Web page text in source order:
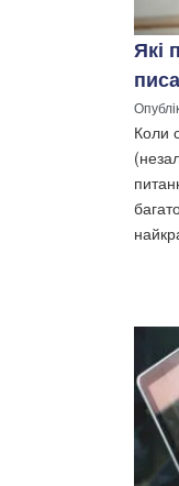
Які
Коли